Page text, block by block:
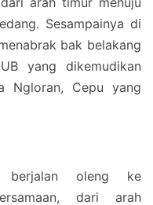
Sesampainya di
bak belakang
yang dikemudikan
Ngloran, Cepu yang
berjalan oleng ke
dari arah